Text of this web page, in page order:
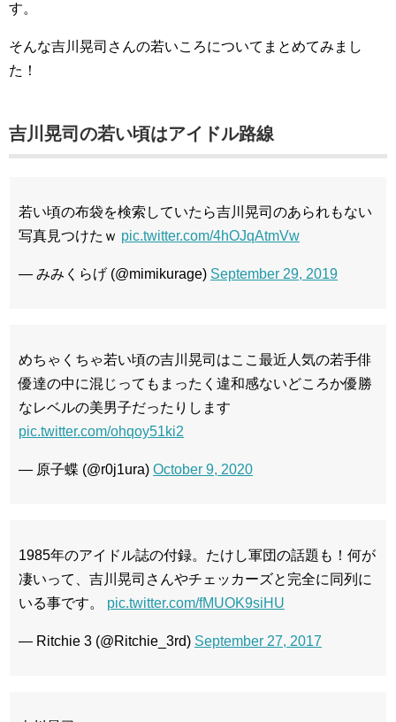
す。
そんな吉川晃司さんの若いころについてまとめてみまし
た！
吉川晃司の若い頃はアイドル路線
若い頃の布袋を検索していたら吉川晃司のあられもない
写真見つけたｗ pic.twitter.com/4hOJqAtmVw
— みみくらげ️ (@mimikurage) September 29, 2019
めちゃくちゃ若い頃の吉川晃司はここ最近人気の若手俳
優達の中に混じってもまったく違和感ないどころか優勝
なレベルの美男子だったりします
pic.twitter.com/ohqoy51ki2
— 原子蝶 (@r0j1ura) October 9, 2020
1985年のアイドル誌の付録。たけし軍団の話題も！何が
凄いって、吉川晃司さんやチェッカーズと完全に同列に
いる事です。 pic.twitter.com/fMUOK9siHU
— Ritchie 3 (@Ritchie_3rd) September 27, 2017